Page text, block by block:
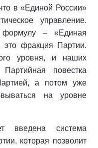
в «Единой России»
управление.
– «Единая
это фракция Партии.
уровня, и наших
повестка
а потом уже
на уровне
введена система
которая позволит